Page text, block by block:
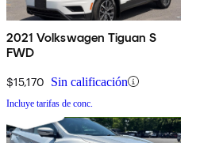
2021 Volkswagen Tiguan S
FWD
$15,170 Sin calificación
Incluye tarifas de conc.